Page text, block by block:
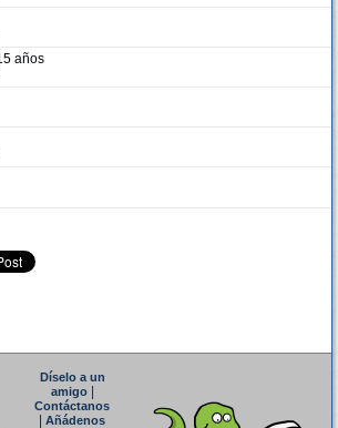
años
Díselo a un
amigo|
Contáctanos
Añádenos